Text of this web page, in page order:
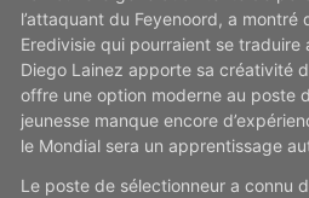
l’attaquant du Feyenoord, a montré
Eredivisie qui pourraient se traduire
Diego Lainez apporte sa créativité
offre une option moderne au poste
jeunesse manque encore
le Mondial sera un apprentissage
Le poste de sélectionneur a connu